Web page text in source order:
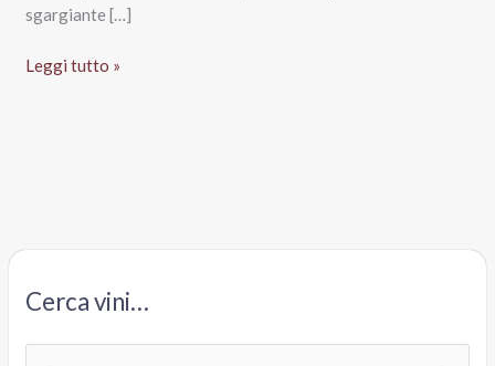
sgargiante […]
Rosso
Leggi tutto »
Cerca vini…